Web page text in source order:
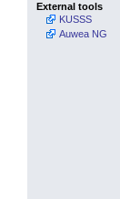
External tools
KUSSS
Auwea NG